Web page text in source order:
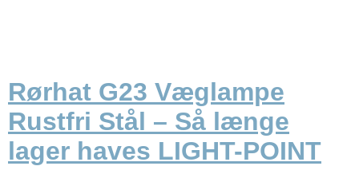
Rørhat G23 Væglampe
Rustfri Stål – Så længe
lager haves LIGHT-POINT